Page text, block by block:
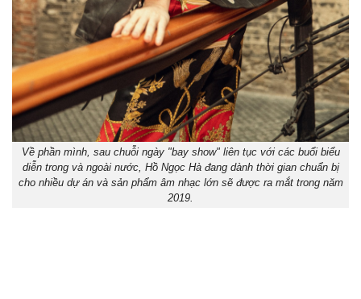
Về phần mình, sau chuỗi ngày "bay show" liên tục với các buổi biểu
diễn trong và ngoài nước, Hồ Ngọc Hà đang dành thời gian chuẩn bị
cho nhiều dự án và sản phẩm âm nhạc lớn sẽ được ra mắt trong năm
2019.